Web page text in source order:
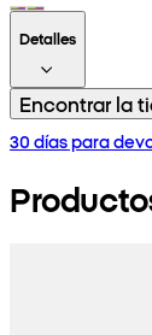
Detalles
Encontrar la
30 días para